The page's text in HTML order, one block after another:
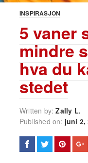
INSPIRASJON
5 vaner
mindre
hva du
stedet
Written by:Zally L.
Published on: juni 2,